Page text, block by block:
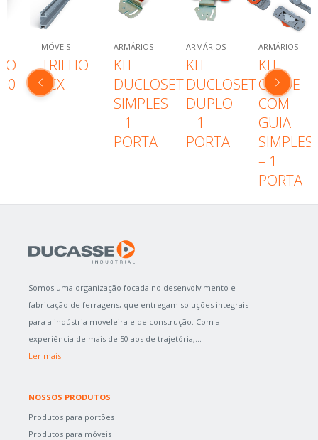
MÓVEIS
TRILHO
FCX
ARMÁRIOS
KIT
DUCLOSET
SIMPLES
– 1
PORTA
ARMÁRIOS
KIT
DUCLOSET
DUPLO
– 1
PORTA
ARMÁRIOS
KIT
CD50E
COM
GUIA
SIMPLES
– 1
PORTA
Somos uma organização focada no desenvolvimento e
fabricação de ferragens, que entregam soluções integrais
para a indústria moveleira e de construção. Com a
experiência de mais de 50 aos de trajetória,...
Ler mais
NOSSOS PRODUTOS
Produtos para portões
Produtos para móveis